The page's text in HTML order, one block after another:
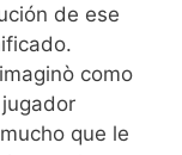
de ese
como
que le